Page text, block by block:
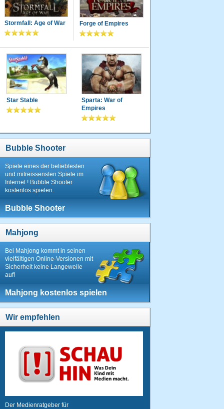
Stormfall: Age of War Forge of Empires
Star Stable
Sparta: War of
Empires
Bubble Shooter
Spiele eines der beliebtesten
und mitreissensten Spiele im
Internet ! Bubble Shooter
kostenlos spielen.
Bubble Shooter
Mahjong
Bei Mahjong kommt in seinen
vielfältigen Online-Versionen mit
Sicherheit keine Langeweile
auf!
Mahjong kostenlos spielen
Wir empfehlen
Der Medienratgeber für